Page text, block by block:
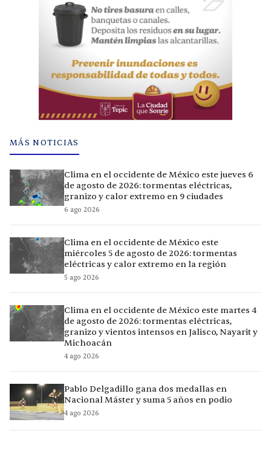
MÁS NOTICIAS
Clima en el occidente de México este jueves 6
de agosto de 2026: tormentas eléctricas,
granizo y calor extremo en 9 ciudades
6 ago 2026
Clima en el occidente de México este
miércoles 5 de agosto de 2026: tormentas
eléctricas y calor extremo en la región
5 ago 2026
Clima en el occidente de México este martes 4
de agosto de 2026: tormentas eléctricas,
granizo y vientos intensos en Jalisco, Nayarit y
Michoacán
4 ago 2026
Pablo Delgadillo gana dos medallas en
Nacional Máster y suma 5 años en podio
4 ago 2026